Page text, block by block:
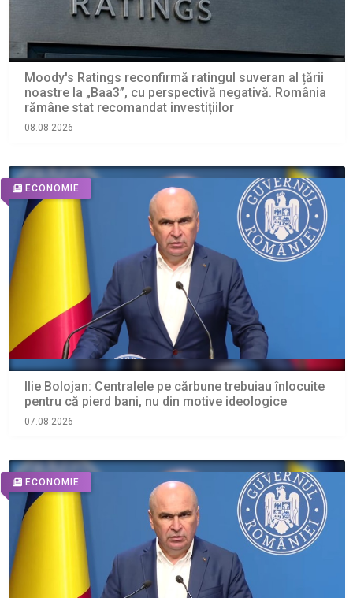
Moody's Ratings reconfirmă ratingul suveran al țării
noastre la „Baa3”, cu perspectivă negativă. România
rămâne stat recomandat investițiilor
08.08.2026
ECONOMIE
Ilie Bolojan: Centralele pe cărbune trebuiau înlocuite
pentru că pierd bani, nu din motive ideologice
07.08.2026
ECONOMIE